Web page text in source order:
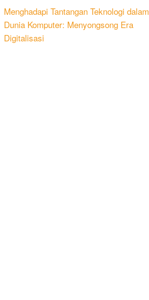
Menghadapi Tantangan Teknologi dalam
Dunia Komputer: Menyongsong Era
Digitalisasi